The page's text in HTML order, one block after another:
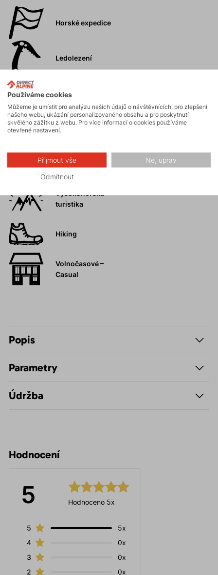
Horské expedice
Ledolezení
Skialpinismus
Turistika
Skalní lezení a
ferraty
Vysokohorská
turistika
Hiking
Volnočasové –
Casual
Popis
Parametry
Údržba
Hodnocení
5 Hodnoceno 5x
5
5x
4
0x
3
0x
2
0x
Používáme cookies
Můžeme je umístit pro analýzu našich údajů o návštěvnících, pro zlepšení
našeho webu, ukázání personalizovaného obsahu a pro poskytnutí
skvělého zážitku z webu. Pro více informací o cookies používáme
otevřené nastavení.
Přijmout vše Ne, uprav
Odmítnout